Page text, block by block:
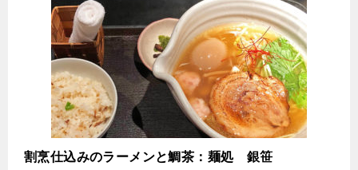
割烹仕込みのラーメンと鯛茶：麺処 銀笹